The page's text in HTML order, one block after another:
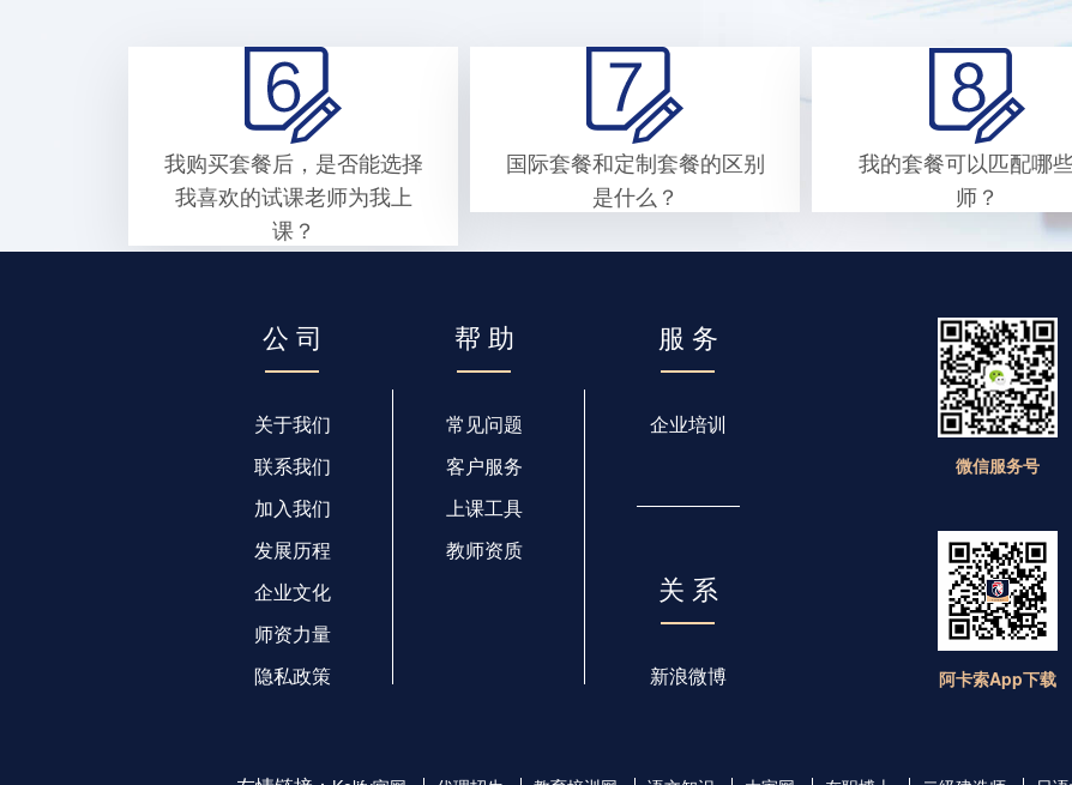
我购买套餐后，是否能选择
我喜欢的试课老师为我上
课？
国际套餐和定制套餐的区别
是什么？
我的套餐可以匹配哪
师？
公 司
关于我们
联系我们
加入我们
发展历程
企业文化
师资力量
隐私政策
帮 助
常见问题
客户服务
上课工具
教师资质
服 务
企业培训
关 系
新浪微博
微信服务号
阿卡索App下载